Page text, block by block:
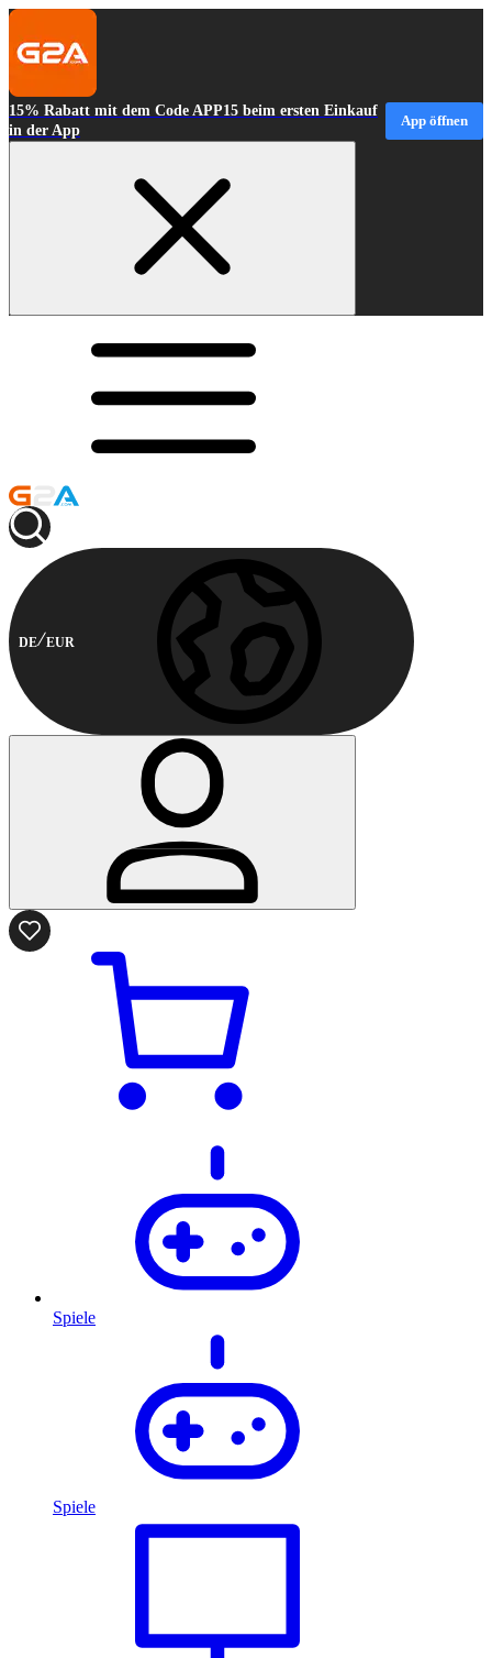
15% Rabatt mit dem Code APP15 beim ersten Einkauf
in der App
App öffnen
DE EUR
Spiele
Spiele